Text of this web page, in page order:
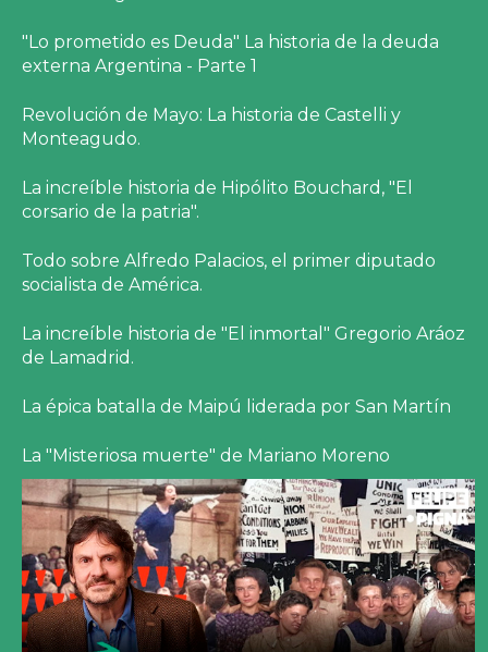
"Lo prometido es Deuda" La historia de la deuda
externa Argentina - Parte 1
Revolución de Mayo: La historia de Castelli y
Monteagudo.
La increíble historia de Hipólito Bouchard, "El
corsario de la patria".
Todo sobre Alfredo Palacios, el primer diputado
socialista de América.
La increíble historia de "El inmortal" Gregorio Aráoz
de Lamadrid.
La épica batalla de Maipú liderada por San Martín
La "Misteriosa muerte" de Mariano Moreno